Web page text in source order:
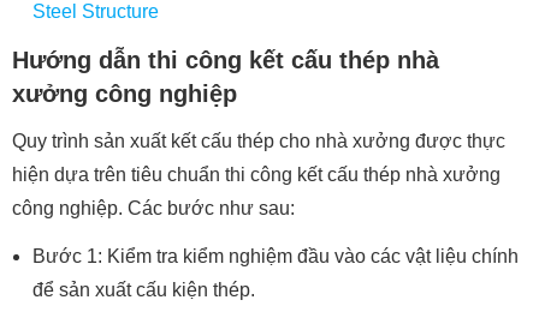
Steel Structure
Hướng dẫn thi công kết cấu thép nhà
xưởng công nghiệp
Quy trình sản xuất kết cấu thép cho nhà xưởng được thực
hiện dựa trên tiêu chuẩn thi công kết cấu thép nhà xưởng
công nghiệp. Các bước như sau:
Bước 1: Kiểm tra kiểm nghiệm đầu vào các vật liệu chính
để sản xuất cấu kiện thép.